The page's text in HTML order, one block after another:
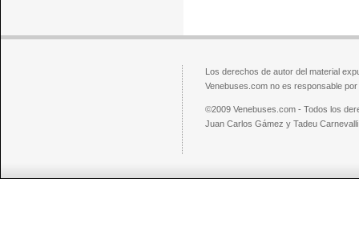
Los derechos de autor del material
Venebuses.com no es responsable
©2009 Venebuses.com - Todos los
Juan Carlos Gámez y Tadeu Carnevalli